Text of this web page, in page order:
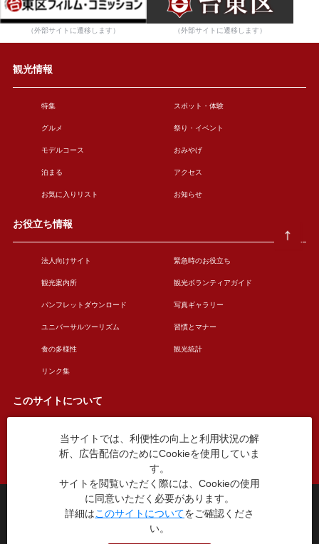
（外部サイトに遷移します） （外部サイトに遷移します）
観光情報
特集 スポット・体験
グルメ 祭り・イベント
モデルコース おみやげ
泊まる アクセス
お気に入りリスト お知らせ
お役立ち情報
法人向けサイト 緊急時のお役立ち
観光案内所 観光ボランティアガイド
パンフレットダウンロード 写真ギャラリー
ユニバーサルツーリズム 習慣とマナー
食の多様性 観光統計
リンク集
このサイトについて
このサイトについて 広告掲載について
お問い合わせ
台東区役所観光課
〒110-8615 東京都台東区東上野4丁目5番6号
TEL：03-5246-1151
当サイトでは、利便性の向上と利用状況の解
析、広告配信のためにCookieを使用していま
す。
サイトを閲覧いただく際には、Cookieの使用
に同意いただく必要があります。
詳細はこのサイトについてをご確認くださ
い。